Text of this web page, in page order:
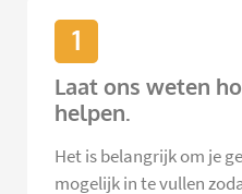
1
Laat ons weten
helpen.
Het is belangrijk om je
mogelijk in te vullen